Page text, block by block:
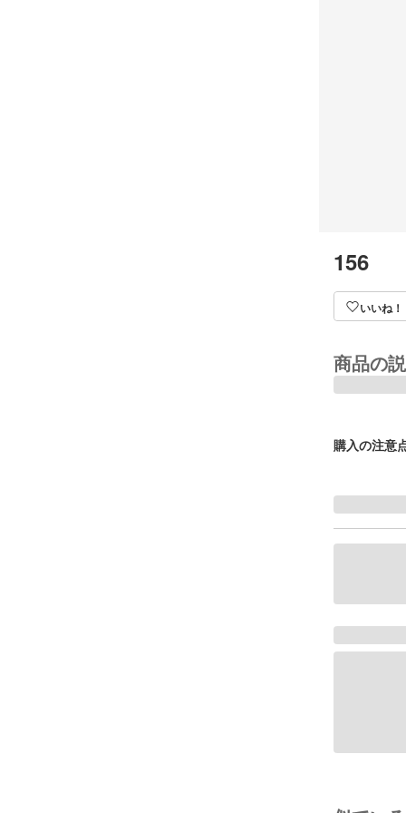
156
いいね！
商品の
購入の注意